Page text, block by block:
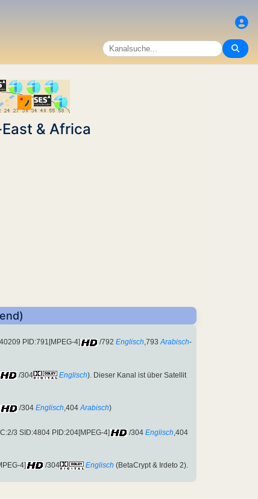
& Africa
PID:791[MPEG-4] /792 Englisch,793 Arabisch-
/304 Englisch). Dieser Kanal ist über Satellit
/304 Englisch,404 Arabisch)
3 SID:4804 PID:204[MPEG-4] /304 Englisch ,404
4] /304 Englisch (BetaCrypt & Irdeto 2).